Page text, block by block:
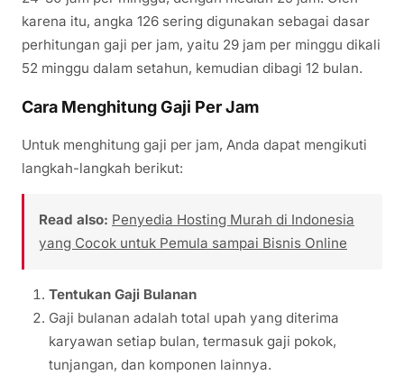
karena itu, angka 126 sering digunakan sebagai dasar
perhitungan gaji per jam, yaitu 29 jam per minggu dikali
52 minggu dalam setahun, kemudian dibagi 12 bulan.
Cara Menghitung Gaji Per Jam
Untuk menghitung gaji per jam, Anda dapat mengikuti
langkah-langkah berikut:
Read also: Penyedia Hosting Murah di Indonesia
yang Cocok untuk Pemula sampai Bisnis Online
Tentukan Gaji Bulanan
Gaji bulanan adalah total upah yang diterima
karyawan setiap bulan, termasuk gaji pokok,
tunjangan, dan komponen lainnya.